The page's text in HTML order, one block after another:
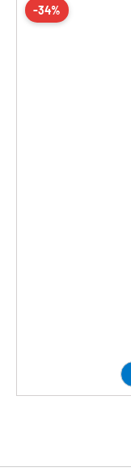
-34%